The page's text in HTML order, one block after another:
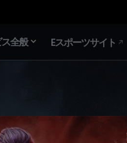
全般 Eスポーツサイト